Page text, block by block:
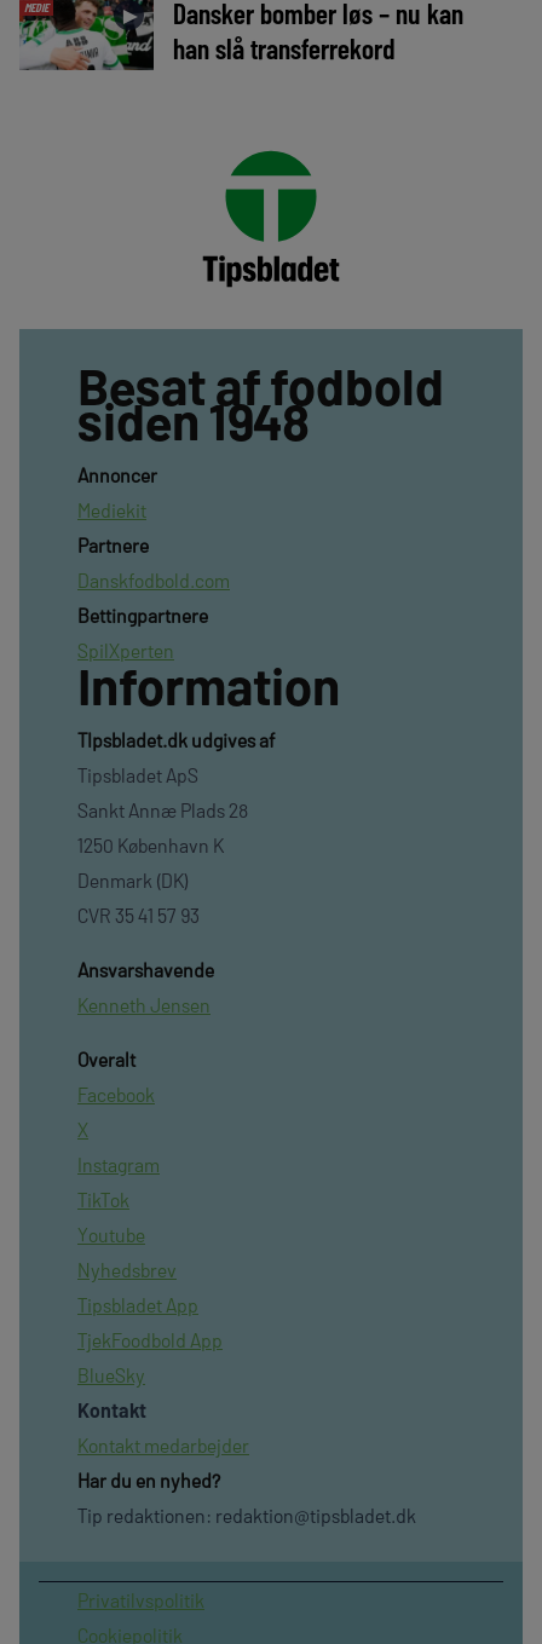
MEDIE ►
Dansker bomber løs – nu kan
han slå transferrekord
Besat af fodbold
siden 1948
Annoncer
Mediekit
Partnere
Danskfodbold.com
Bettingpartnere
SpilXperten
Information
TIpsbladet.dk udgives af
Tipsbladet ApS
Sankt Annæ Plads 28
1250 København K
Denmark (DK)
CVR 35 41 57 93
Ansvarshavende
Kenneth Jensen
Overalt
Facebook
X
Instagram
TikTok
Youtube
Nyhedsbrev
Tipsbladet App
TjekFoodbold App
BlueSky
Kontakt
Kontakt medarbejder
Har du en nyhed?
Tip redaktionen: redaktion@tipsbladet.dk
Privatilvspolitik
Cookiepolitik